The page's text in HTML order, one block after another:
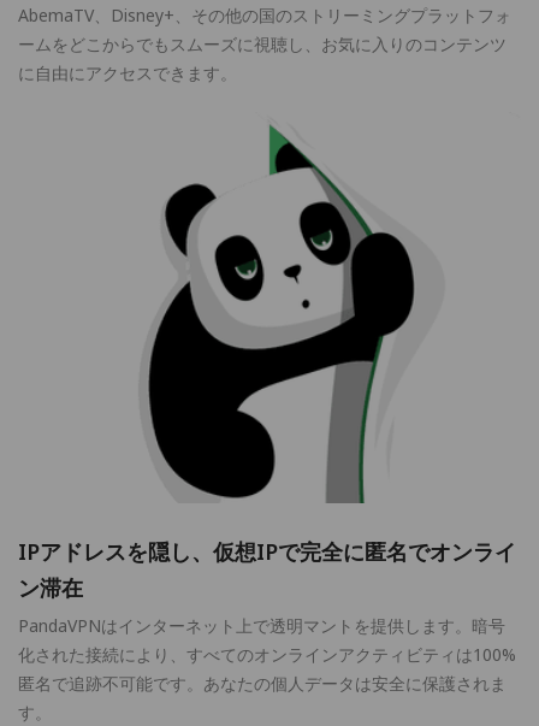
AbemaTV、Disney+、その他の国のストリーミングプラットフォ
ームをどこからでもスムーズに視聴し、お気に入りのコンテンツ
に自由にアクセスできます。
IPアドレスを隠し、仮想IPで完全に匿名でオンライ
ン滞在
PandaVPNはインターネット上で透明マントを提供します。暗号
化された接続により、すべてのオンラインアクティビティは100%
匿名で追跡不可能です。あなたの個人データは安全に保護されま
す。